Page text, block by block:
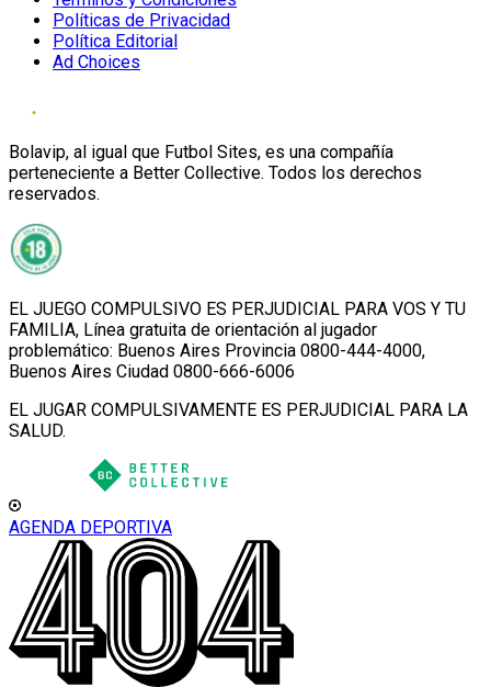
Políticas de Privacidad
Política Editorial
Ad Choices
Bolavip, al igual que Futbol Sites, es una compañía
perteneciente a Better Collective. Todos los derechos
reservados.
EL JUEGO COMPULSIVO ES PERJUDICIAL PARA VOS Y TU
FAMILIA, Línea gratuita de orientación al jugador
problemático: Buenos Aires Provincia 0800-444-4000,
Buenos Aires Ciudad 0800-666-6006
EL JUGAR COMPULSIVAMENTE ES PERJUDICIAL PARA LA
SALUD.
AGENDA DEPORTIVA